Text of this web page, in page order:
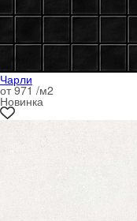
Чарли
от 971 /м2
Новинка